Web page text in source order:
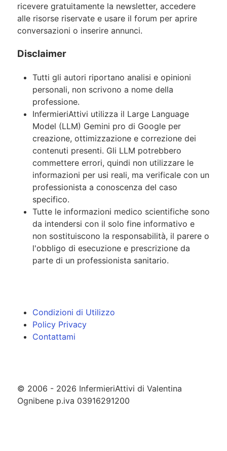
ricevere gratuitamente la newsletter, accedere
alle risorse riservate e usare il forum per aprire
conversazioni o inserire annunci.
Disclaimer
Tutti gli autori riportano analisi e opinioni
personali, non scrivono a nome della
professione.
InfermieriAttivi utilizza il Large Language
Model (LLM) Gemini pro di Google per
creazione, ottimizzazione e correzione dei
contenuti presenti. Gli LLM potrebbero
commettere errori, quindi non utilizzare le
informazioni per usi reali, ma verificale con un
professionista a conoscenza del caso
specifico.
Tutte le informazioni medico scientifiche sono
da intendersi con il solo fine informativo e
non sostituiscono la responsabilità, il parere o
l'obbligo di esecuzione e prescrizione da
parte di un professionista sanitario.
Condizioni di Utilizzo
Policy Privacy
Contattami
© 2006 - 2026 InfermieriAttivi di Valentina
Ognibene p.iva 03916291200